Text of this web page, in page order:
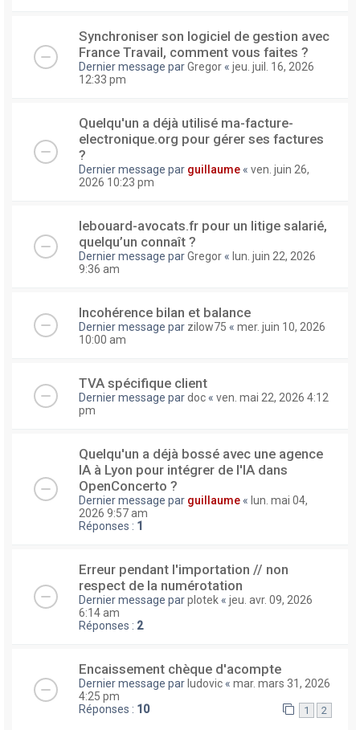
Synchroniser son logiciel de gestion avec
France Travail, comment vous faites ?
Dernier message parGregor « jeu. juil. 16, 2026
12:33 pm
Quelqu'un a déjà utilisé ma-facture-
electronique.org pour gérer ses factures
?
Dernier message par guillaume « ven. juin 26,
2026 10:23 pm
lebouard-avocats.fr pour un litige salarié,
quelqu’un connaît ?
Dernier message parGregor « lun. juin 22, 2026
9:36 am
Incohérence bilan et balance
Dernier message par zilow75 « mer. juin 10, 2026
10:00 am
TVA spécifique client
Dernier message pardoc « ven. mai 22, 2026 4:12
pm
Quelqu'un a déjà bossé avec une agence
IA à Lyon pour intégrer de l'IA dans
OpenConcerto ?
Dernier message par guillaume « lun. mai 04,
2026 9:57 am
Réponses : 1
Erreur pendant l'importation // non
respect de la numérotation
Dernier message parplotek « jeu. avr. 09, 2026
6:14 am
Réponses : 2
Encaissement chèque d'acompte
Dernier message par ludovic « mar. mars 31, 2026
4:25 pm
Réponses : 10 1 2